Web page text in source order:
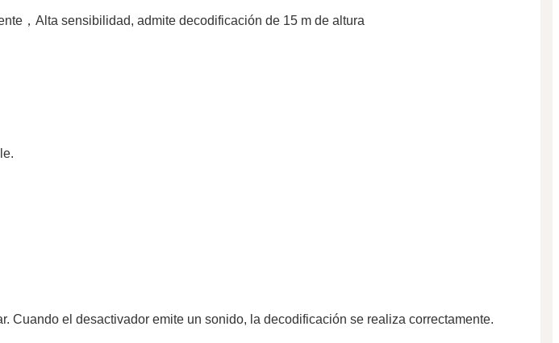
，Alta sensibilidad, admite decodificación de 15 m de altura
el desactivador emite un sonido, la decodificación se realiza correctamente.